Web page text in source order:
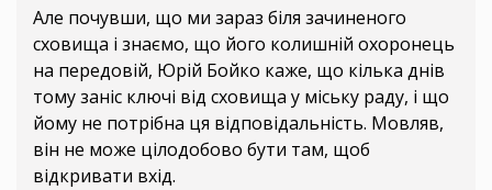
Але почувши, що ми зараз біля зачиненого
сховища і знаємо, що його колишній охоронець
на передовій, Юрій Бойко каже, що кілька днів
тому заніс ключі від сховища у міську раду, і що
йому не потрібна ця відповідальність. Мовляв,
він не може цілодобово бути там, щоб
відкривати вхід.